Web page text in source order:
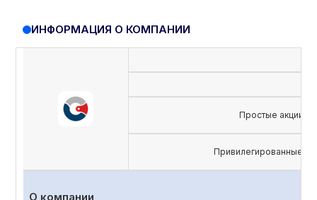
ИНФОРМАЦИЯ О КОМПАНИИ
Простые акции
Привилегированные
О компании